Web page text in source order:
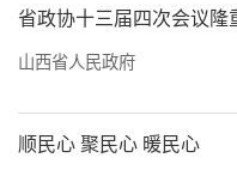
省政协十三届四次会议隆
山西省人民政府
顺民心 聚民心 暖民心